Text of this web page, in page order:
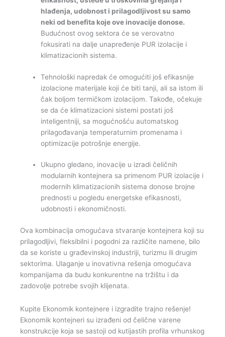
hlađenja, udobnost i prilagodljivost su samo
neki od benefita koje ove inovacije donose.
Budućnost ovog sektora će se verovatno
fokusirati na dalje unapređenje PUR izolacije i
klimatizacionih sistema.
Tehnološki napredak će omogućiti još efikasnije
izolacione materijale koji će biti tanji, ali sa istom ili
čak boljom termičkom izolacijom. Takođe, očekuje
se da će klimatizacioni sistemi postati još
inteligentniji, sa mogućnošću automatskog
prilagođavanja temperaturnim promenama i
optimizacije potrošnje energije.
Ukupno gledano, inovacije u izradi čeličnih
modularnih kontejnera sa primenom PUR izolacije i
modernih klimatizacionih sistema donose brojne
prednosti u pogledu energetske efikasnosti,
udobnosti i ekonomičnosti.
Ova kombinacija omogućava stvaranje kontejnera koji su
prilagodljivi, fleksibilni i pogodni za različite namene, bilo
da se koriste u građevinskoj industriji, turizmu ili drugim
sektorima. Ulaganje u inovativna rešenja omogućava
kompanijama da budu konkurentne na tržištu i da
zadovolje potrebe svojih klijenata.
Kupite Ekonomik kontejnere i izgradite trajno rešenje!
Ekonomik kontejneri su izrađeni od čelične varene
konstrukcije koja se sastoji od kutijastih profila vrhunskog